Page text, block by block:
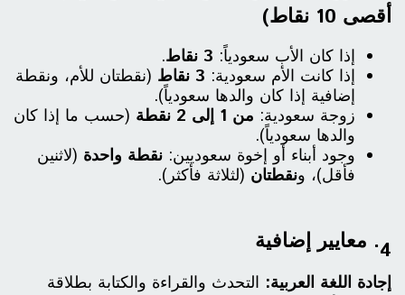
أقصى 10 نقاط)
إذا كان الأب سعودياً: 3 نقاط
.
إذا كانت الأم سعودية: 3 نقاط
(نقطتان للأم، ونقطة
إضافية إذا كان والدها سعودياً).
زوجة سعودية: من 1 إلى 2 نقطة
(حسب ما إذا كان
والدها سعودياً).
وجود أبناء أو إخوة سعوديين: نقطة واحدة (لاثنين
فأقل)، ونقطتان (لثلاثة فأكثر).
4. معايير إضافية
إجادة اللغة العربية: التحدث والقراءة والكتابة بطلاقة